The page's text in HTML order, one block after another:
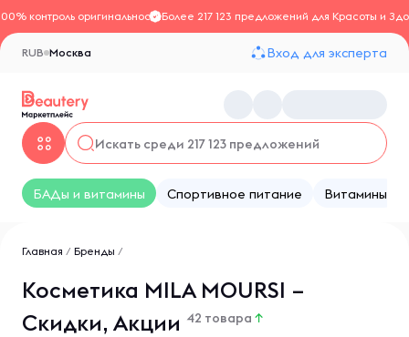
контроль оригинальностиБолее 217 123 предложений для Красоты и
Москва
RUB Вход для эксперта
БАДы и витамины Спортивное питание Витамины
Главная / Бренды /
Косметика MILA MOURSI –
Скидки, Акции 42 товара ↑